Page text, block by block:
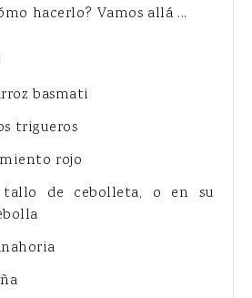
hacerlo? Vamos allá ...
basmati
trigueros
rojo
de cebolleta, o en su